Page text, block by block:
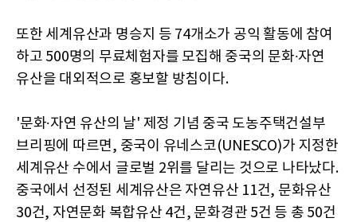
또한 세계유산과 명승지 등 74개소가 공익 활동에 참여
하고 500명의 무료체험자를 모집해 중국의 문화∙자연
유산을 대외적으로 홍보할 방침이다.
'문화∙자연 유산의 날' 제정 기념 중국 도농주택건설부
브리핑에 따르면, 중국이 유네스코(UNESCO)가 지정한
세계유산 수에서 글로벌 2위를 달리는 것으로 나타났다.
중국에서 선정된 세계유산은 자연유산 11건, 문화유산
30건, 자연문화 복합유산 4건, 문화경관 5건 등 총 50건